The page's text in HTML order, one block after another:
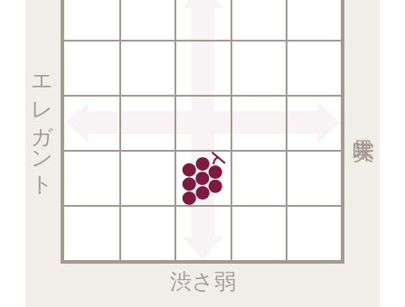
渋さ弱
エレガント